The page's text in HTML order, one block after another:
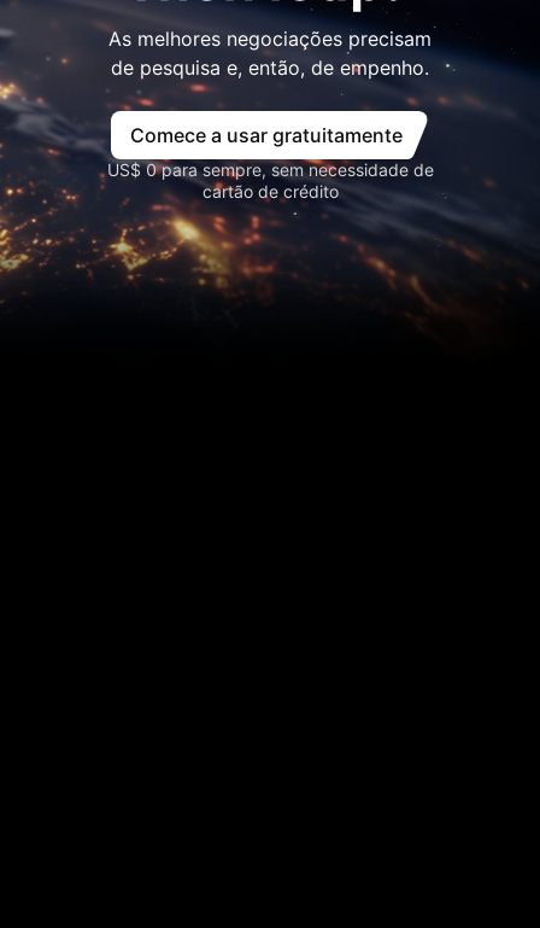
As melhores negociações precisam
de pesquisa e, então, de empenho.
Comece a usar gratuitamente
US$ 0 para sempre, sem necessidade de
cartão de crédito